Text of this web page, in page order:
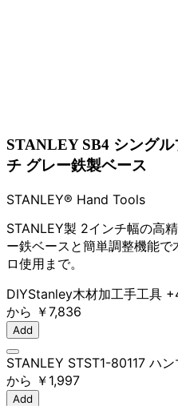
STANLEY SB4 シング
チ グレー鉄製ベース
STANLEY® Hand Tools
STANLEY製 2インチ幅の高
ー鉄ベースと簡単調整機能
ロ使用まで。
DIYStanley木材加工手工具
から ￥7,836
Add
STANLEY STST1-80117 ハ
から ￥1,997
Add